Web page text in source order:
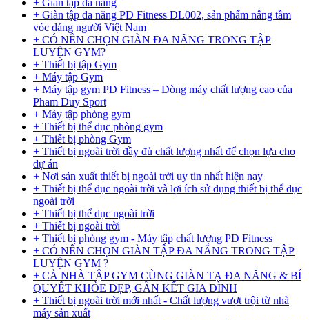
+ Giàn tập đa năng PD Fitness DL002, sản phẩm nâng tầm
vóc dáng người Việt Nam
+ CÓ NÊN CHỌN GIÀN ĐA NĂNG TRONG TẬP
LUYỆN GYM?
+ Thiết bị tập Gym
+ Máy tập Gym
+ Máy tập gym PD Fitness – Dòng máy chất lượng cao của
Pham Duy Sport
+ Máy tập phòng gym
+ Thiết bị thể dục phòng gym
+ Thiết bị phòng Gym
+ Thiết bị ngoài trời đầy đủ chất lượng nhất để chọn lựa cho
dự án
+ Nơi sản xuất thiết bị ngoài trời uy tin nhất hiện nay
+ Thiết bị thể dục ngoài trời và lợi ích sử dụng thiết bị thể dục
ngoài trời
+ Thiết bị thể dục ngoài trời
+ Thiết bị ngoài trời
+ Thiết bị phòng gym - Máy tập chất lượng PD Fitness
+ CÓ NÊN CHỌN GIÀN TẬP ĐA NĂNG TRONG TẬP
LUYỆN GYM ?
+ CẢ NHÀ TẬP GYM CÙNG GIÀN TẠ ĐA NĂNG & BÍ
QUYẾT KHỎE ĐẸP, GẮN KẾT GIA ĐÌNH
+ Thiết bị ngoài trời mới nhất - Chất lượng vượt trội từ nhà
máy sản xuất